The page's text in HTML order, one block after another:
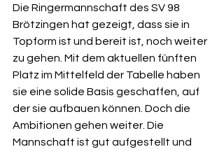
Die Ringermannschaft des SV 98
Brötzingen hat gezeigt, dass sie in
Topform ist und bereit ist, noch weiter
zu gehen. Mit dem aktuellen fünften
Platz im Mittelfeld der Tabelle haben
sie eine solide Basis geschaffen, auf
der sie aufbauen können. Doch die
Ambitionen gehen weiter. Die
Mannschaft ist gut aufgestellt und